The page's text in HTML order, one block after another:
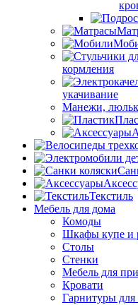
кормления
укачивание
Манежи,
Текстиль
Мебель для дома
Комоды
Шкафы купе и
Столы
Стенки
Мебель для
Кровати
Гарнитуры для